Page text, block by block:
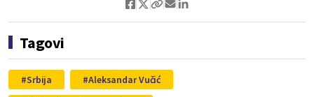
Tagovi
Srbija
Aleksandar Vučić